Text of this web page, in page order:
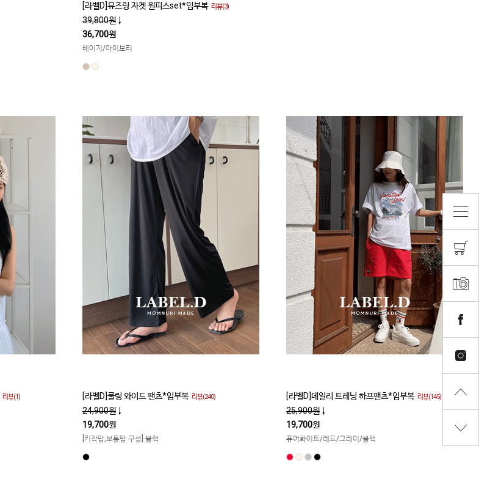
[라벨D]뮤즈링 자켓 원피스set*임부복 리뷰(3)
39,800원 ↓
36,700원
베이지/아이보리
리뷰(1) [라벨D]쿨링 와이드 팬츠*임부복 리뷰(240)
24,900원 ↓
19,700원
[키작맘,보통맘 구성] 블랙
[라벨D]데일리 트레닝 하프팬츠*임부복 리뷰(145)
25,900원 ↓
19,700원
퓨어화이트/레드/그레이/블랙